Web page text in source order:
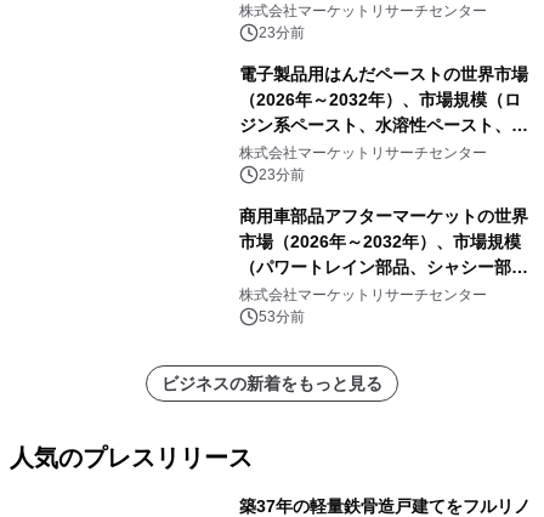
株式会社マーケットリサーチセンター
23分前
電子製品用はんだペーストの世界市場
（2026年～2032年）、市場規模（ロ
ジン系ペースト、水溶性ペースト、ノ
ークリーンペースト）・分析レポート
を発表
株式会社マーケットリサーチセンター
23分前
商用車部品アフターマーケットの世界
市場（2026年～2032年）、市場規模
（パワートレイン部品、シャシー部
品、ボディ・キャビン部品、電気・電
子部品、インテリア・快適性部品）・
株式会社マーケットリサーチセンター
53分前
ビジネスの新着をもっと見る
人気のプレスリリース
築37年の軽量鉄骨造戸建てをフルリノ